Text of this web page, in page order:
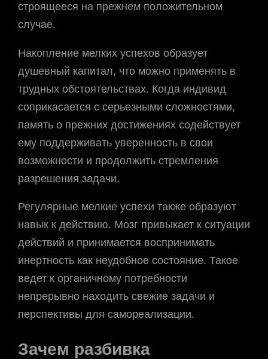
строящееся на прежнем положительном
случае.
Накопление мелких успехов образует
душевный капитал, что можно применять в
трудных обстоятельствах. Когда индивид
соприкасается с серьезными сложностями,
память о прежних достижениях содействует
ему поддерживать уверенность в свои
возможности и продолжить стремления
разрешения задачи.
Регулярные мелкие успехи также образуют
навык к действию. Мозг привыкает к ситуации
действий и принимается воспринимать
инертность как неудобное состояние. Такое
ведет к органичному потребности
непрерывно находить свежие задачи и
перспективы для самореализации.
Зачем разбивка